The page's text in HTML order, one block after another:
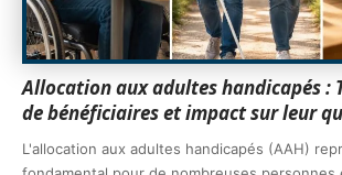
Allocation aux adultes handicapés :
de bénéficiaires et impact sur leur
L'allocation aux adultes handicapés (AAH)